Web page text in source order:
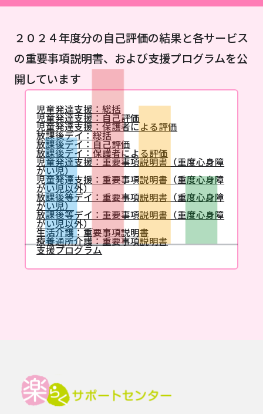
２０２４年度分の自己評価の結果と各サービス
の重要事項説明書、および支援プログラムを公
開しています
児童発達支援：総括
児童発達支援：自己評価
児童発達支援：保護者による評価
放課後デイ：総括
放課後デイ：自己評価
放課後デイ：保護者による評価
児童発達支援：重要事項説明書（重度心身障
がい児）
児童発達支援：重要事項説明書（重度心身障
がい児以外）
放課後等デイ：重要事項説明書（重度心身障
がい児）
放課後等デイ：重要事項説明書（重度心身障
がい児以外）
生活介護：重要事項説明書
療養通所介護：重要事項説明書
支援プログラム